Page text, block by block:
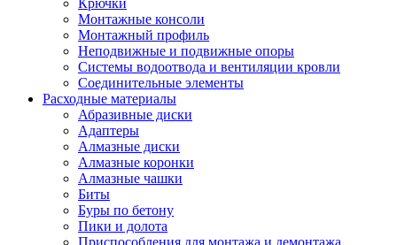
Крючки
Монтажные консоли
Монтажный профиль
Неподвижные и подвижные опоры
Системы водоотвода и вентиляции кровли
Соединительные элементы
Расходные материалы
Абразивные диски
Адаптеры
Алмазные диски
Алмазные коронки
Алмазные чашки
Биты
Буры по бетону
Пики и долота
Приспособления для монтажа и демонтажа